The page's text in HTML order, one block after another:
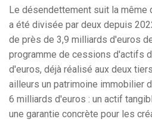
Le désendettement suit la même
a été divisée par deux depuis
de près de 3,9 milliards d'euros
programme de cessions d'actifs
d'euros, déjà réalisé aux deux
ailleurs un patrimoine immobilier
6 milliards d'euros : un actif
une garantie concrète pour les